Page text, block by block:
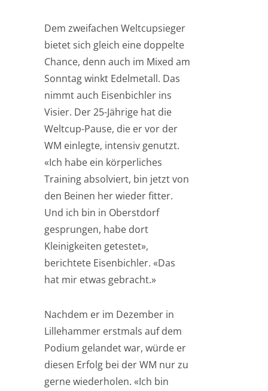
Dem zweifachen Weltcupsieger
bietet sich gleich eine doppelte
Chance, denn auch im Mixed am
Sonntag winkt Edelmetall. Das
nimmt auch Eisenbichler ins
Visier. Der 25-Jährige hat die
Weltcup-Pause, die er vor der
WM einlegte, intensiv genutzt.
«Ich habe ein körperliches
Training absolviert, bin jetzt von
den Beinen her wieder fitter.
Und ich bin in Oberstdorf
gesprungen, habe dort
Kleinigkeiten getestet»,
berichtete Eisenbichler. «Das
hat mir etwas gebracht.»
Nachdem er im Dezember in
Lillehammer erstmals auf dem
Podium gelandet war, würde er
diesen Erfolg bei der WM nur zu
gerne wiederholen. «Ich bin